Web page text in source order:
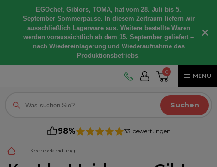
EGOchef, Giblors, TOMA, hat vom 28. Juli bis 5.
September Sommerpause. In diesem Zeitraum liefern wir
ausschließlich Lagerware aus. Weitere bestellte Waren
werden voraussichtlich ab dem 15. September geliefert –
nach Wiedereinlagerung und Wiederaufnahme des
Produktionsbetriebs.
×
0
MENU
Suchen
98% 33 bewertungen
Kochbekleidung